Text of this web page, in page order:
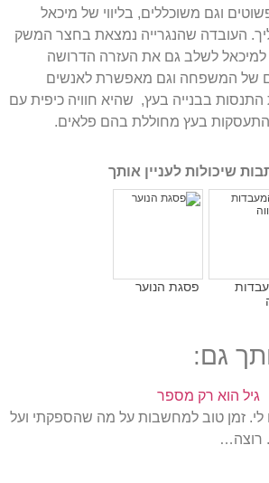
וגם משוכללים, בליווי של מיכאל
. העובדה שהנגרייה נמצאת בחצר המשק
לשלב גם את העזרה הדרושה
של המשפחה וגם מאפשרת לאנשים
התנסות בבנייה בעץ, שהיא חוויה כיפית עם
בעץ מחוללת בהם פלאים.
שיכולות לעניין אותך
פסגת הנוער
גם:
גיל הוא רק מספר
זמן טוב למחשבות על מה שהספקתי ועל
רוצה…